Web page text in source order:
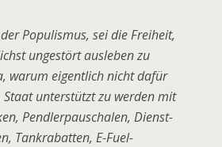
Populismus, sei die Freiheit,
ungestört ausleben zu
warum eigentlich nicht dafür
unterstützt zu werden mit
Pendlerpauschalen, Dienst­
Tankrabatten, E-Fuel-